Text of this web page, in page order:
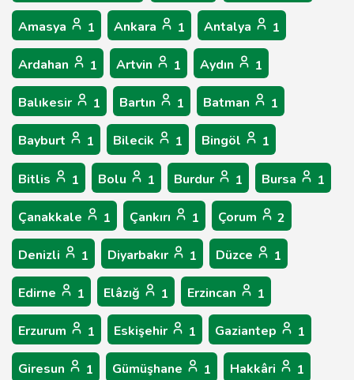
Amasya 1 Ankara 1 Antalya 1
Ardahan 1 Artvin 1 Aydın 1
Balıkesir 1 Bartın 1 Batman 1
Bayburt 1 Bilecik 1 Bingöl 1
Bitlis 1 Bolu 1 Burdur 1 Bursa 1
Çanakkale 1 Çankırı 1 Çorum 2
Denizli 1 Diyarbakır 1 Düzce 1
Edirne 1 Elâzığ 1 Erzincan 1
Erzurum 1 Eskişehir 1 Gaziantep 1
Giresun 1 Gümüşhane 1 Hakkâri 1